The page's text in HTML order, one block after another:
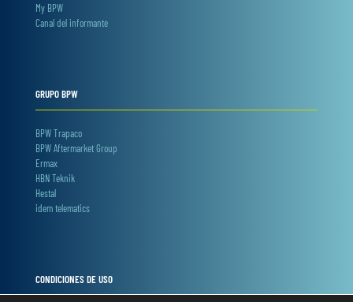
My BPW
Canal del informante
GRUPO BPW
BPW Trapaco
BPW Aftermarket Group
Ermax
HBN Teknik
Hestal
idem telematics
CONDICIONES DE USO